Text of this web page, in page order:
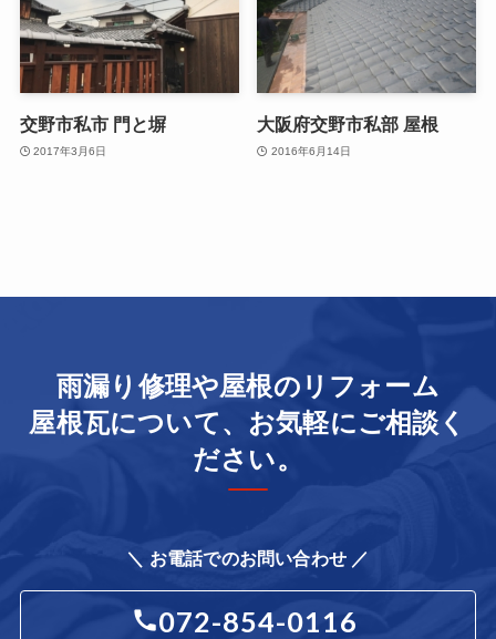
交野市私市 門と塀
2017年3月6日
大阪府交野市私部 屋根
2016年6月14日
雨漏り修理や屋根のリフォーム
屋根瓦について、お気軽にご相談く
ださい。
＼ お電話でのお問い合わせ ／
072-854-0116